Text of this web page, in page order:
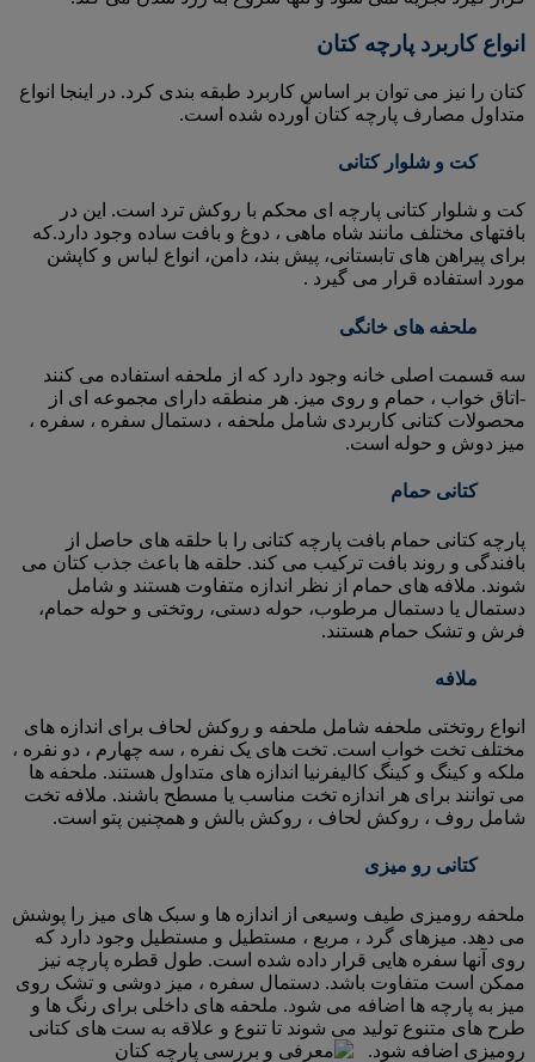
انواع کاربرد پارچه کتان
کتان را نیز می توان بر اساس کاربرد طبقه بندی کرد. در اینجا انواع
متداول مصارف پارچه کتان آورده شده است.
کت و شلوار کتانی
کت و شلوار کتانی پارچه ای محکم با روکش ترد است. این در
بافتهای مختلف مانند شاه ماهی ، دوغ و بافت ساده وجود دارد.که
برای پیراهن های تابستانی، پیش بند، دامن، انواع لباس و کاپشن
مورد استفاده قرار می گیرد .
ملحفه های خانگی
سه قسمت اصلی خانه وجود دارد که از ملحفه استفاده می کنند
-اتاق خواب ، حمام و روی میز. هر منطقه دارای مجموعه ای از
محصولات کتانی کاربردی شامل ملحفه ، دستمال سفره ، سفره ،
میز دوش و حوله است.
کتانی حمام
پارچه کتانی حمام بافت پارچه کتانی را با حلقه های حاصل از
بافندگی و روند بافت ترکیب می کند. حلقه ها باعث جذب کتان می
شوند. ملافه های حمام از نظر اندازه متفاوت هستند و شامل
دستمال یا دستمال مرطوب، حوله دستی، روتختی و حوله حمام،
فرش و تشک حمام هستند.
ملافه
انواع روتختی ملحفه شامل ملحفه و روکش لحاف برای اندازه های
مختلف تخت خواب است. تخت های یک نفره ، سه چهارم ، دو نفره ،
ملکه و کینگ و کینگ کالیفرنیا اندازه های متداول هستند. ملحفه ها
می توانند برای هر اندازه تخت مناسب یا مسطح باشند. ملافه تخت
شامل روف ، روکش لحاف ، روکش بالش و همچنین پتو است.
کتانی رو میزی
ملحفه رومیزی طیف وسیعی از اندازه ها و سبک های میز را پوشش
می دهد. میزهای گرد ، مربع ، مستطیل و مستطیل وجود دارد که
روی آنها سفره هایی قرار داده شده است. طول قطره پارچه نیز
ممکن است متفاوت باشد. دستمال سفره ، میز دوشی و تشک روی
میز به پارچه ها اضافه می شود. ملحفه های داخلی برای رنگ ها و
طرح های متنوع تولید می شوند تا تنوع و علاقه به ست های کتانی
رومیزی اضافه شود.